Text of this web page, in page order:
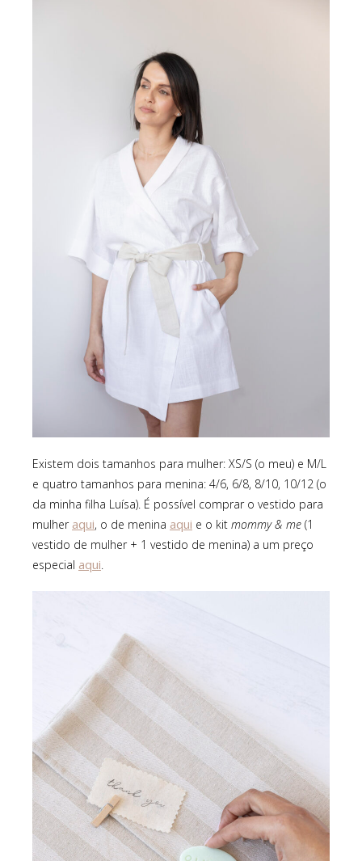
Existem dois tamanhos para mulher: XS/S (o meu) e M/L
e quatro tamanhos para menina: 4/6, 6/8, 8/10, 10/12 (o
da minha filha Luísa). É possível comprar o vestido para
mulher aqui, o de menina aqui e o kit mommy & me (1
vestido de mulher + 1 vestido de menina) a um preço
especial aqui.